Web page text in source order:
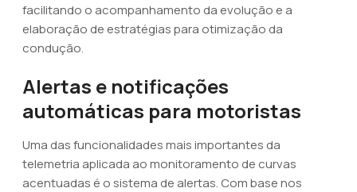
facilitando o acompanhamento da evolução e a
elaboração de estratégias para otimização da
condução.
Alertas e notificações
automáticas para motoristas
Uma das funcionalidades mais importantes da
telemetria aplicada ao monitoramento de curvas
acentuadas é o sistema de alertas. Com base nos